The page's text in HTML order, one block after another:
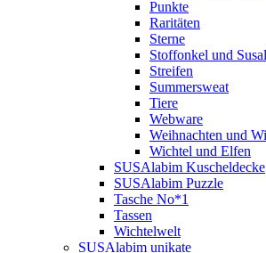
Punkte
Raritäten
Sterne
Stoffonkel und
Streifen
Summersweat
Tiere
Webware
Weihnachten und
Wichtel und Elfen
SUSAlabim Kuscheldecke
SUSAlabim Puzzle
Tasche No*1
Tassen
Wichtelwelt
SUSAlabim unikate